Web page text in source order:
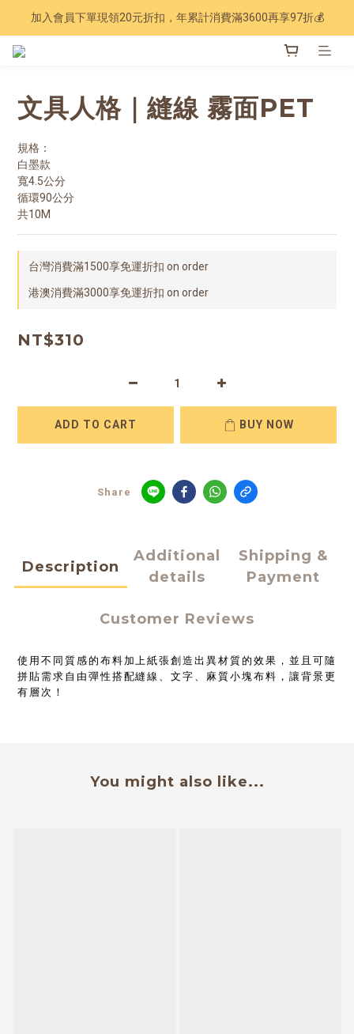
Have a nice trip 🧳 2027手帳季 準備登場
加入會員下單現領20元折扣，年累計消費滿3600再享97折💰
文具人格｜縫線 霧面PET
規格：
白墨款
寬4.5公分
循環90公分
共10M
台灣消費滿1500享免運折扣 on order
港澳消費滿3000享免運折扣 on order
NT$310
ADD TO CART BUY NOW
Share
Description
Additional
details
Shipping &
Payment
Customer Reviews
使用不同質感的布料加上紙張創造出異材質的效果，並且可隨
拼貼需求自由彈性搭配縫線、文字、麻質小塊布料，讓背景更
有層次！
You might also like...